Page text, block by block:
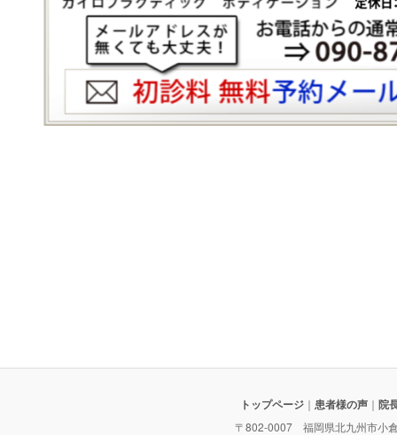
トップページ ｜ 患者様の声 ｜ 院
〒802-0007 福岡県北九州市小